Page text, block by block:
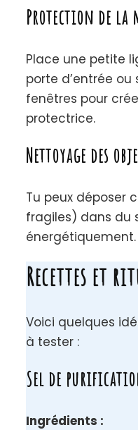
Protection de la
Place une petite
porte d’entrée ou
fenêtres pour
protectrice.
Nettoyage des
Tu peux déposer
fragiles) dans du
énergétiquement.
Recettes et
Voici quelques
à tester :
Sel de
Ingrédients :